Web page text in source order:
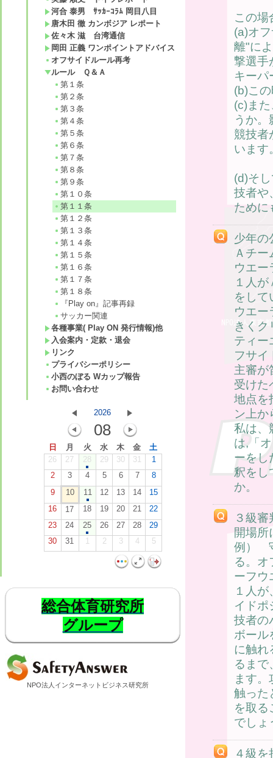
河合 泰男 ｻｯｶｰｺﾗﾑ 岡目八目
唐木田 徹 カンボジア レポート
佐々木 滋 台湾通信
岡田 正義 ワンポイントアドバイス
オフサイドルール再考
ルール Ｑ＆Ａ
第１条
第２条
第３条
第４条
第５条
第６条
第７条
第８条
第９条
第１０条
第１１条
第１２条
第１３条
第１４条
第１５条
第１６条
第１７条
第１８条
『Play on』記事再録
サッカー関連
各種事業( Play ON 発行情報)他
入会案内・定款・退会
リンク
プライバシーポリシー
小西のぼる Wカップ報告
お問い合わせ
2026
08
日 月 火 水 木 金
土
26
27 28 29 30 31
1
2
3 4 5 6 7
8
9
10 11 12 13 14
15
16
17 18 19 20 21
22
23
24 25 26 27 28
29
30
31 1 2 3 4 5
総合体育研究所
グループ
NPO法人インターネットビジネス研究所
この場
(a)オ
離"に
撃選手
キーパ
(b)こ
(c)ま
うか
競技者
います
(d)そ
技者や
ために
少年の
Ａチ
ウエー
１人
をして
ウエー
きく
ティー
フサイ
主審が
受けた
地点を
ン上か
私は、
は,「
ーをし
釈をし
か。
３級
開場所
例）
る。オ
ーフウ
１人
イドポ
技者の
ボール
に触れ
るまで
ます
触った
を取る
でしょ
４級